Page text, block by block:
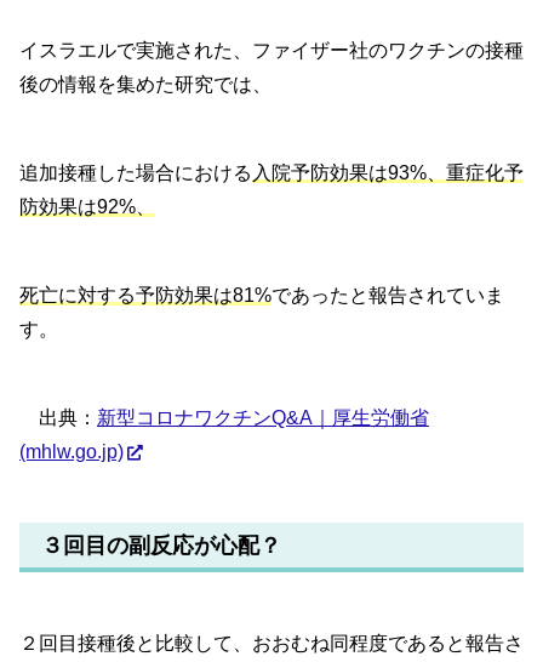
イスラエルで実施された、ファイザー社のワクチンの接種
後の情報を集めた研究では、
追加接種した場合における 入院予防効果は93%、重症化予
防効果は92%、
死亡に対する予防効果は81%であったと報告されていま
す。
出典： 新型コロナワクチンQ&A｜厚生労働省
(mhlw.go.jp)
３回目の副反応が心配？
２回目接種後と比較して、おおむね同程度であると報告さ